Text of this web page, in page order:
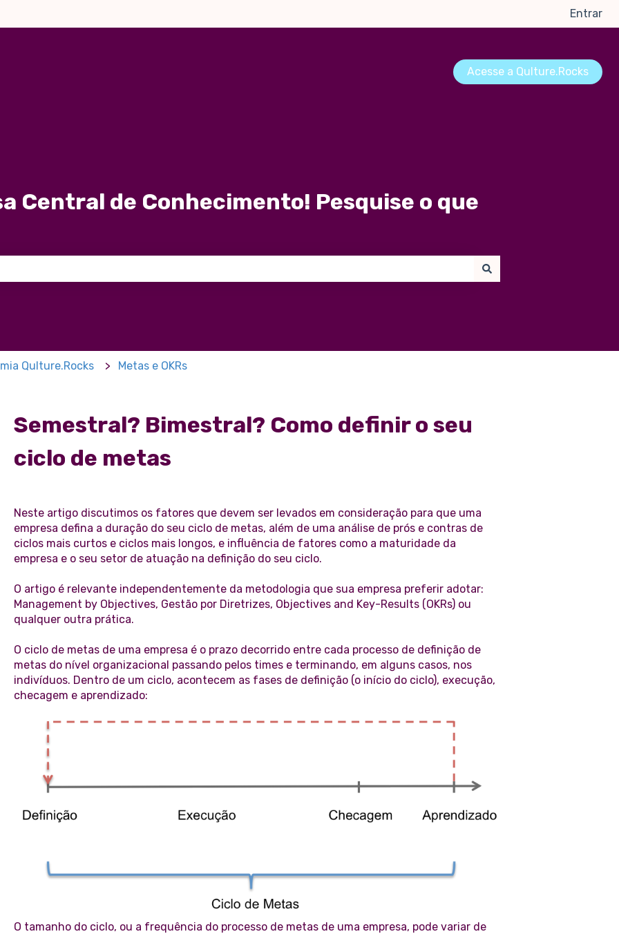
Entrar
Acesse a Qulture.Rocks
Central de Conhecimento! Pesquise o que
Qulture.Rocks Metas e OKRs
Semestral? Bimestral? Como definir o seu
ciclo de metas
Neste artigo discutimos os fatores que devem ser levados em consideração para que uma
empresa defina a duração do seu ciclo de metas, além de uma análise de prós e contras de
ciclos mais curtos e ciclos mais longos, e influência de fatores como a maturidade da
empresa e o seu setor de atuação na definição do seu ciclo.
O artigo é relevante independentemente da metodologia que sua empresa preferir adotar:
Management by Objectives, Gestão por Diretrizes, Objectives and Key-Results (OKRs) ou
qualquer outra prática.
O ciclo de metas de uma empresa é o prazo decorrido entre cada processo de definição de
metas do nível organizacional passando pelos times e terminando, em alguns casos, nos
indivíduos. Dentro de um ciclo, acontecem as fases de definição (o início do ciclo), execução,
checagem e aprendizado:
O tamanho do ciclo, ou a frequência do processo de metas de uma empresa, pode variar de